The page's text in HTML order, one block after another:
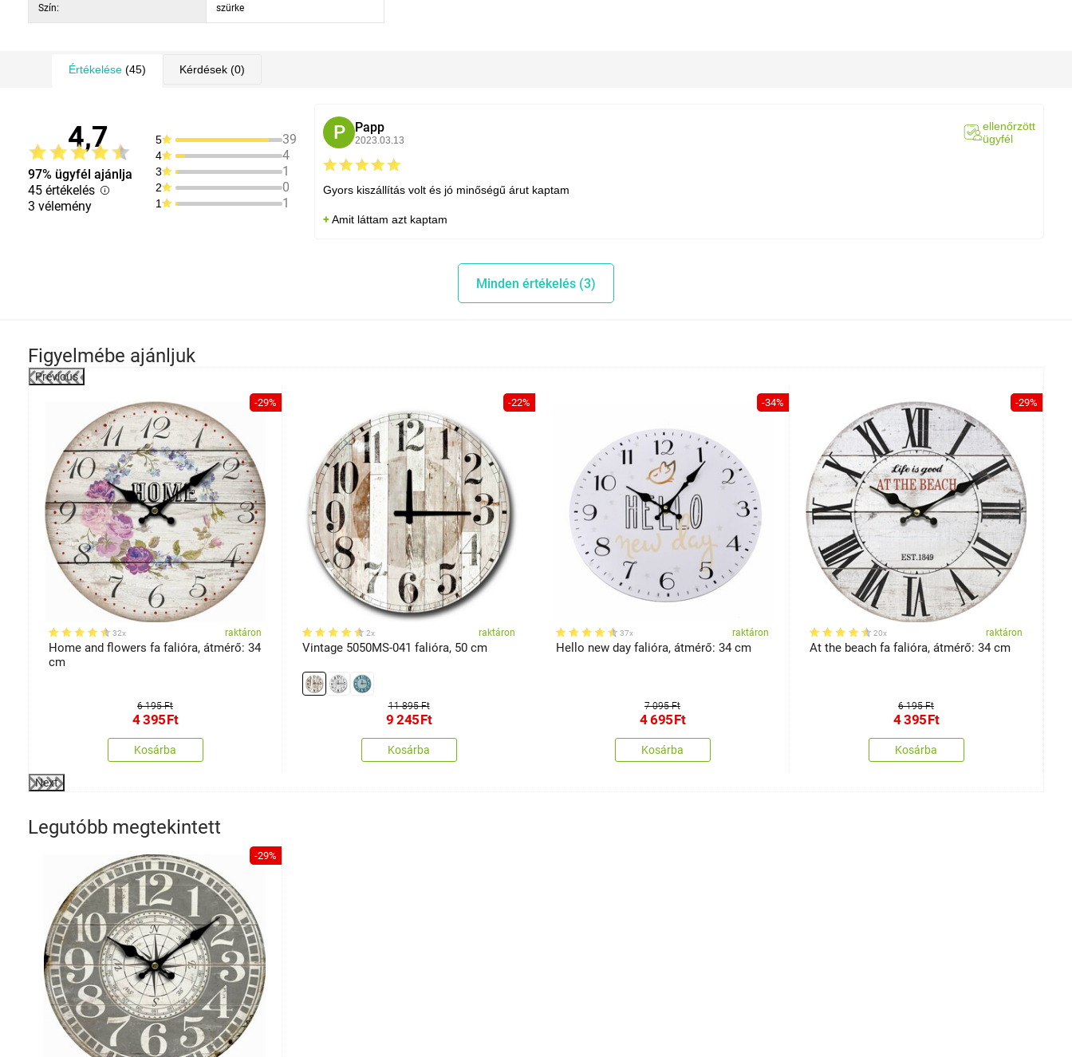
Szín: szürke
Értékelése (45) Kérdések (0)
4,7
97% ügyfél ajánlja
45 értékelés
3 vélemény
5 39
4 4
3 1
2 0
1 1
P Papp
2023.03.13
ellenőrzött
ügyfél
Gyors kiszállítás volt és jó minőségű árut kaptam
Amit láttam azt kaptam
Minden értékelés (3)
Figyelmébe ajánljuk
Previous
-29%
32x raktáron
Home and flowers fa falióra, átmérő: 34
cm
6 195 Ft
4 395Ft
Kosárba
-22%
2x raktáron
Vintage 5050MS-041 falióra, 50 cm
11 895 Ft
9 245Ft
Kosárba
-34%
37x raktáron
Hello new day falióra, átmérő: 34 cm
7 095 Ft
4 695Ft
Kosárba
-29%
20x raktáron
At the beach fa falióra, átmérő: 34 cm
6 195 Ft
4 395Ft
Kosárba
Next
Legutóbb megtekintett
-29%